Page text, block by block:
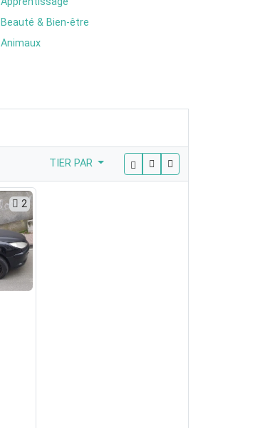
Beauté & Bien-être
Animaux
TIER PAR
2